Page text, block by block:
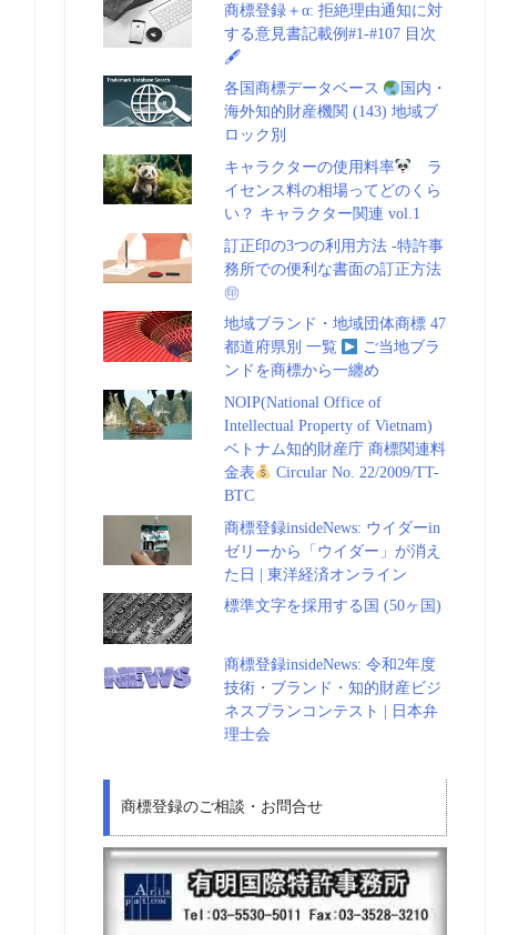
商標登録＋α: 拒絶理由通知に対
する意見書記載例#1-#107 目次
🖋
各国商標データベース
国内・
海外知的財産機関 (143) 地域ブ
ロック別
キャラクターの使用料率
ラ
イセンス料の相場ってどのくら
い？ キャラクター関連 vol.1
訂正印の3つの利用方法 -特許事
務所での便利な書面の訂正方法
㊞
地域ブランド・地域団体商標 47
都道府県別 一覧
ご当地ブラ
ンドを商標から一纏め
NOIP(National Office of
Intellectual Property of Vietnam)
ベトナム知的財産庁 商標関連料
金表
Circular No. 22/2009/TT-
BTC
商標登録insideNews: ウイダーin
ゼリーから「ウイダー」が消え
た日 | 東洋経済オンライン
標準文字を採用する国 (50ヶ国)
商標登録insideNews: 令和2年度
技術・ブランド・知的財産ビジ
ネスプランコンテスト | 日本弁
理士会
商標登録のご相談・お問合せ